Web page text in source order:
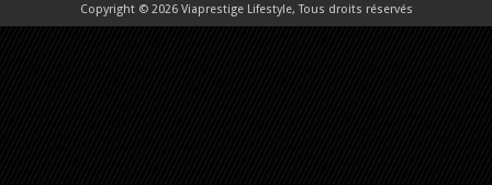
Copyright © 2026 Viaprestige Lifestyle, Tous droits réservés